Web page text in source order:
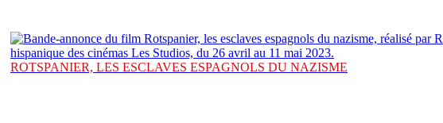
ROTSPANIER, LES ESCLAVES ESPAGNOLS DU NAZISME